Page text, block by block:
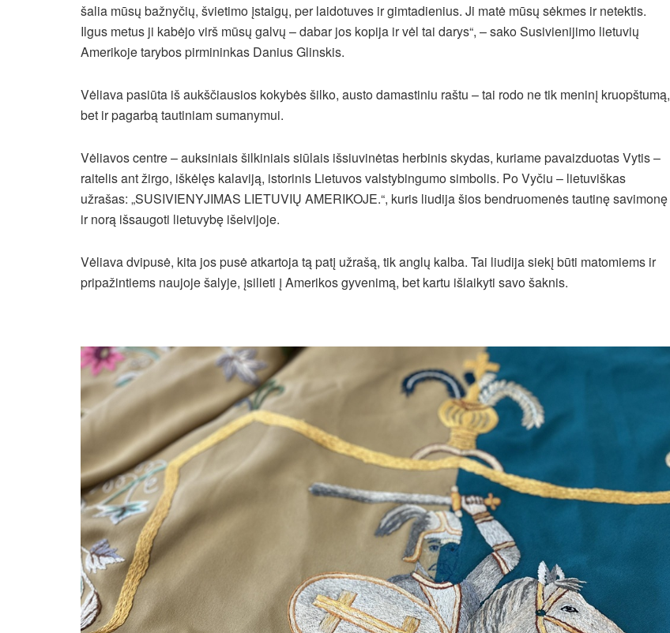
šalia mūsų bažnyčių, švietimo įstaigų, per laidotuves ir gimtadienius. Ji matė mūsų sėkmes ir netektis.
Ilgus metus ji kabėjo virš mūsų galvų – dabar jos kopija ir vėl tai darys“, – sako Susivienijimo lietuvių
Amerikoje tarybos pirmininkas Danius Glinskis.
Vėliava pasiūta iš aukščiausios kokybės šilko, austo damastiniu raštu – tai rodo ne tik meninį kruopštumą,
bet ir pagarbą tautiniam sumanymui.
Vėliavos centre – auksiniais šilkiniais siūlais išsiuvinėtas herbinis skydas, kuriame pavaizduotas Vytis –
raitelis ant žirgo, iškėlęs kalaviją, istorinis Lietuvos valstybingumo simbolis. Po Vyčiu – lietuviškas
užrašas: „SUSIVIENYJIMAS LIETUVIŲ AMERIKOJE.“, kuris liudija šios bendruomenės tautinę savimonę
ir norą išsaugoti lietuvybę išeivijoje.
Vėliava dvipusė, kita jos pusė atkartoja tą patį užrašą, tik anglų kalba. Tai liudija siekį būti matomiems ir
pripažintiems naujoje šalyje, įsilieti į Amerikos gyvenimą, bet kartu išlaikyti savo šaknis.